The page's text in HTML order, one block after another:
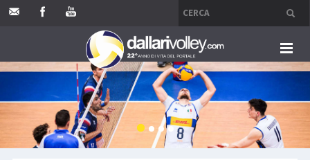
HOME
EDITORIALI